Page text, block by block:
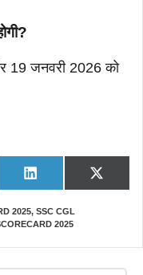
19 जनवरी 2026 को
Share
on
L
i
k
e
I
Share
on
X
(
t
2025, SSC CGL
2025